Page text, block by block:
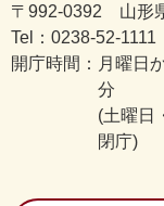
〒992-0392 山形
Tel：0238-52-
開庁時間： 月曜日
分
(土曜日
閉庁)